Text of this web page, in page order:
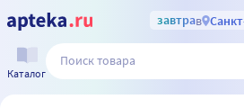
завтрав
Каталог